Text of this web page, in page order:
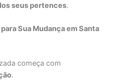
seus pertences.
Sua Mudança em Santa
começa com
.